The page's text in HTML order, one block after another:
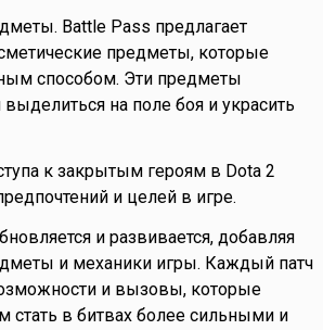
Battle Pass предлагает
предметы, которые
способом. Эти предметы
на поле боя и украсить
к закрытым героям в Dota 2
и целей в игре.
и развивается, добавляя
и механики игры. Каждый патч
и вызовы, которые
стать в битвах более сильными и